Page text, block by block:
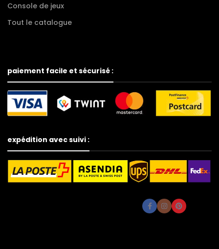
Console de jeux
Tout le catalogue
paiement facile et sécurisé :
expédition avec suivi :